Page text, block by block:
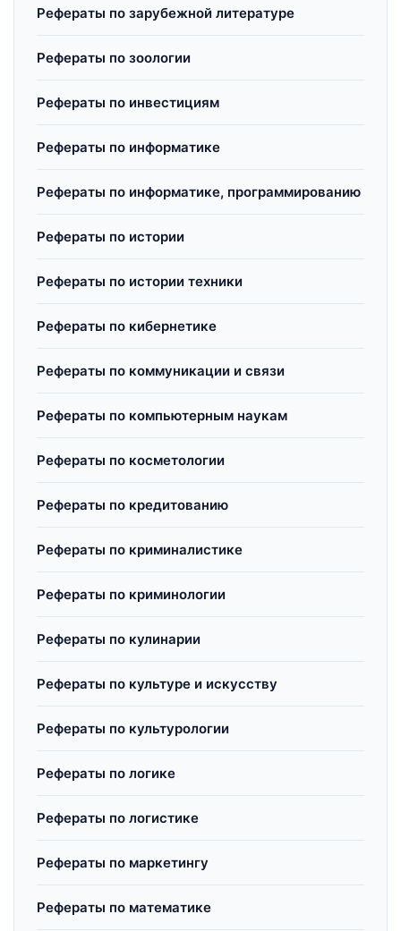
Рефераты по зарубежной литературе
Рефераты по зоологии
Рефераты по инвестициям
Рефераты по информатике
Рефераты по информатике, программированию
Рефераты по истории
Рефераты по истории техники
Рефераты по кибернетике
Рефераты по коммуникации и связи
Рефераты по компьютерным наукам
Рефераты по косметологии
Рефераты по кредитованию
Рефераты по криминалистике
Рефераты по криминологии
Рефераты по кулинарии
Рефераты по культуре и искусству
Рефераты по культурологии
Рефераты по логике
Рефераты по логистике
Рефераты по маркетингу
Рефераты по математике